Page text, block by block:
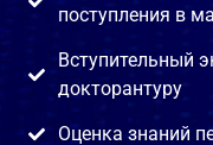
поступления в
Вступительный
докторантуру
Оценка знаний